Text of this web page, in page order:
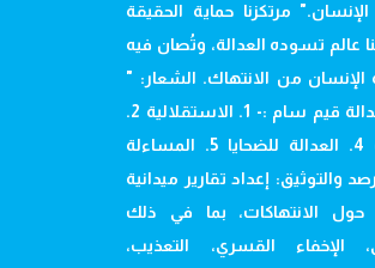
مرتكزنا حماية الحقيقة
عالم تسوده العدالة، وتُصان فيه
الإنسان من الانتهاك. الشعار: "
من التوثيق إلى العدالة قيم سام :- 1. الاستقلالية 2.
المهنية 3. النزاهة 4. العدالة للضحايا 5. المساءلة
والتوثيق: إعداد تقارير ميدانية
حول الانتهاكات، بما في ذلك
الإخفاء القسري، التعذيب،